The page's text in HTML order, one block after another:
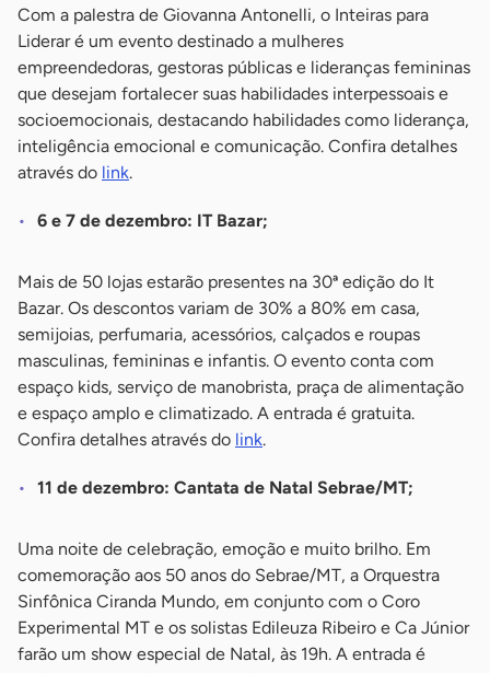
Com a palestra de Giovanna Antonelli, o Inteiras para
Liderar é um evento destinado a mulheres
empreendedoras, gestoras públicas e lideranças femininas
que desejam fortalecer suas habilidades interpessoais e
socioemocionais, destacando habilidades como liderança,
inteligência emocional e comunicação. Confira detalhes
através do link.
6 e 7 de dezembro: IT Bazar;
Mais de 50 lojas estarão presentes na 30ª edição do It
Bazar. Os descontos variam de 30% a 80% em casa,
semijoias, perfumaria, acessórios, calçados e roupas
masculinas, femininas e infantis. O evento conta com
espaço kids, serviço de manobrista, praça de alimentação
e espaço amplo e climatizado. A entrada é gratuita.
Confira detalhes através do link.
11 de dezembro: Cantata de Natal Sebrae/MT;
Uma noite de celebração, emoção e muito brilho. Em
comemoração aos 50 anos do Sebrae/MT, a Orquestra
Sinfônica Ciranda Mundo, em conjunto com o Coro
Experimental MT e os solistas Edileuza Ribeiro e Ca Júnior
farão um show especial de Natal, às 19h. A entrada é